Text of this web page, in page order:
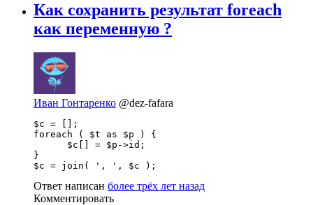
Как сохранить результат foreach
как переменную ?
Иван Гонтаренко @dez-fafara
$c = [];
foreach ( $t as $p ) {
      $c[] = $p->id;
}
$c = join( ', ', $c );
Ответ написан более трёх лет назад
Комментировать